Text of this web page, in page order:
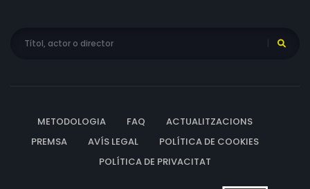
METODOLOGIA FAQ
ACTUALITZACIONS
PREMSA
AVÍS LEGAL
POLÍTICA DE COOKIES
POLÍTICA DE PRIVACITAT